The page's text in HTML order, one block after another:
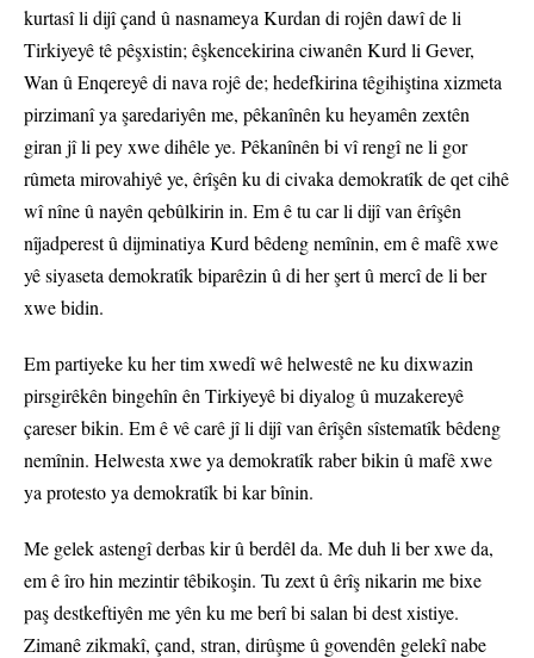
kurtasî li dijî çand û nasnameya Kurdan di rojên dawî de li
Tirkiyeyê tê pêşxistin; êşkencekirina ciwanên Kurd li Gever,
Wan û Enqereyê di nava rojê de; hedefkirina têgihiştina xizmeta
pirzimanî ya şaredariyên me, pêkanînên ku heyamên zextên
giran jî li pey xwe dihêle ye. Pêkanînên bi vî rengî ne li gor
rûmeta mirovahiyê ye, êrîşên ku di civaka demokratîk de qet cihê
wî nîne û nayên qebûlkirin in. Em ê tu car li dijî van êrîşên
nîjadperest û dijminatiya Kurd bêdeng nemînin, em ê mafê xwe
yê siyaseta demokratîk biparêzin û di her şert û mercî de li ber
xwe bidin.
Em partiyeke ku her tim xwedî wê helwestê ne ku dixwazin
pirsgirêkên bingehîn ên Tirkiyeyê bi diyalog û muzakereyê
çareser bikin. Em ê vê carê jî li dijî van êrîşên sîstematîk bêdeng
nemînin. Helwesta xwe ya demokratîk raber bikin û mafê xwe
ya protesto ya demokratîk bi kar bînin.
Me gelek astengî derbas kir û berdêl da. Me duh li ber xwe da,
em ê îro hin mezintir têbikoşin. Tu zext û êrîş nikarin me bixe
paş destkeftiyên me yên ku me berî bi salan bi dest xistiye.
Zimanê zikmakî, çand, stran, dirûşme û govendên gelekî nabe